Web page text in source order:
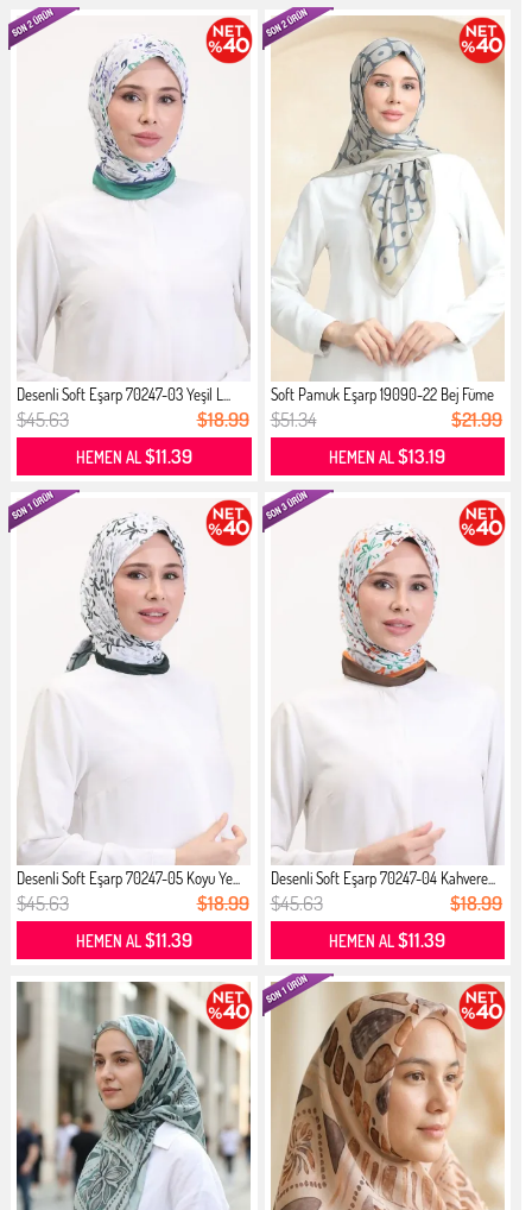
Desenli Soft Eşarp 70247-03 Yeşil L...
$45.63 $18.99
HEMEN AL$11.39
Soft Pamuk Eşarp 19090-22 Bej Füme
$51.34 $21.99
HEMEN AL$13.19
Desenli Soft Eşarp 70247-05 Koyu Ye...
$45.63 $18.99
HEMEN AL$11.39
Desenli Soft Eşarp 70247-04 Kahvere...
$45.63 $18.99
HEMEN AL$11.39